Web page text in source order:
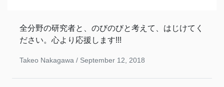
全分野の研究者と、のびのびと考えて、はじけてく
ださい。心より応援します!!!
Takeo Nakagawa / September 12, 2018